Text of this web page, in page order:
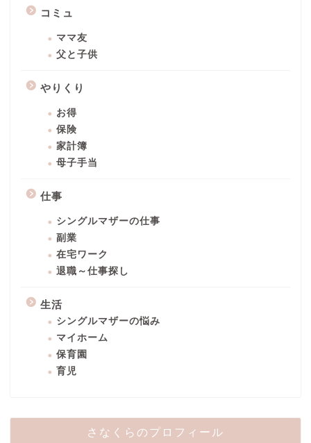
コミュ
ママ友
父と子供
やりくり
お得
保険
家計簿
母子手当
仕事
シングルマザーの仕事
副業
在宅ワーク
退職～仕事探し
生活
シングルマザーの悩み
マイホーム
保育園
育児
さなくらのプロフィール